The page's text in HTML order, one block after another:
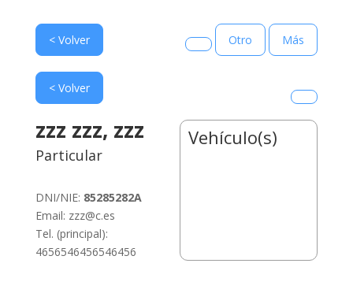
< Volver Otro Más
< Volver
zzz zzz, zzz
Particular
DNI/NIE: 85285282A
Email: zzz@c.es
Tel. (principal):
4656546456546456
Vehículo(s)